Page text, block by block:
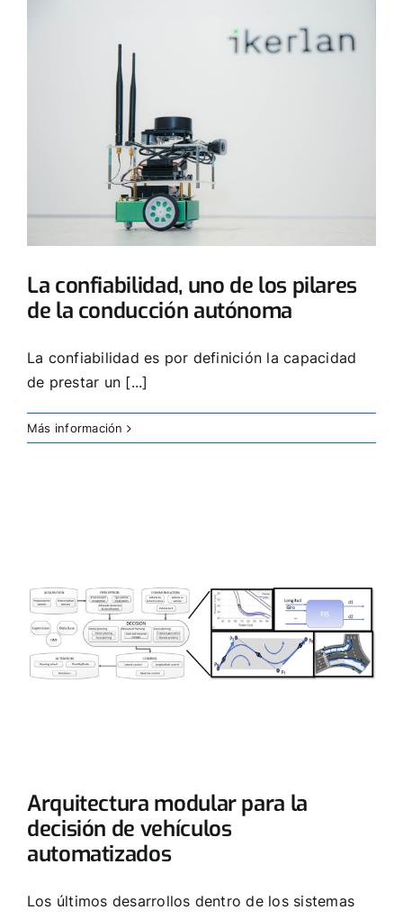
La confiabilidad, uno de los pilares
de la conducción autónoma
La confiabilidad es por definición la capacidad
de prestar un [...]
Más información
Arquitectura modular para la
decisión de vehículos
automatizados
Los últimos desarrollos dentro de los sistemas